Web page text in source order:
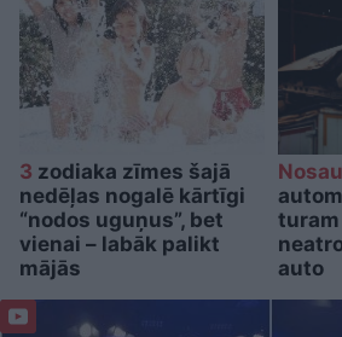
3 zodiaka zīmes šajā
nedēļas nogalē kārtīgi
“nodos uguņus”, bet
vienai – labāk palikt
mājās
auto